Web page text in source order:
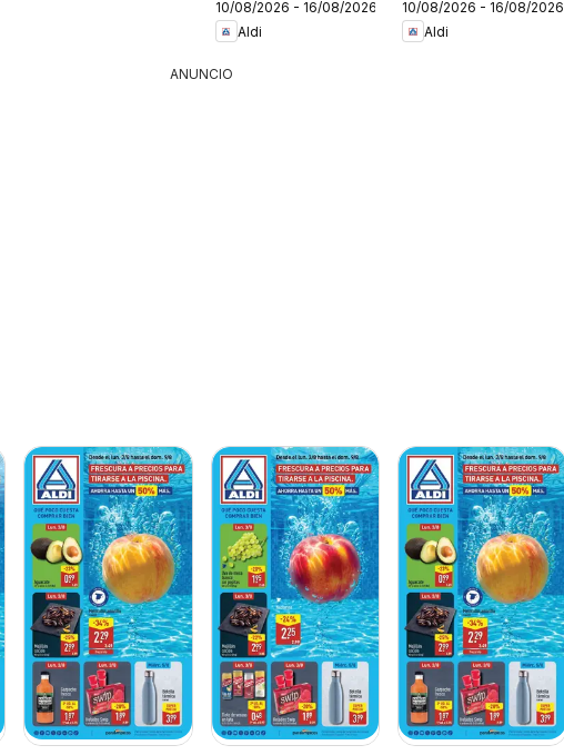
Península
10/08/2026 - 16/08/2026
Aldi
Baleares
10/08/2026 - 16/08/2026
Aldi
ANUNCIO